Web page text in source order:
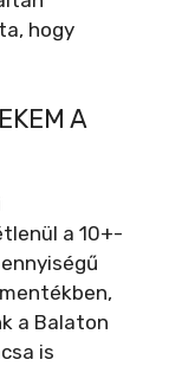
hogy
A
a 10+-
a Balaton
is